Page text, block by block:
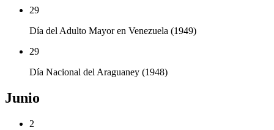
29
Día del Adulto Mayor en Venezuela (1949)
29
Día Nacional del Araguaney (1948)
Junio
2